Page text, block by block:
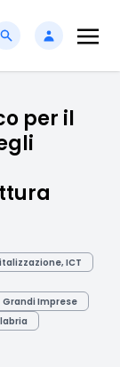
per il
ICT
Grandi Imprese